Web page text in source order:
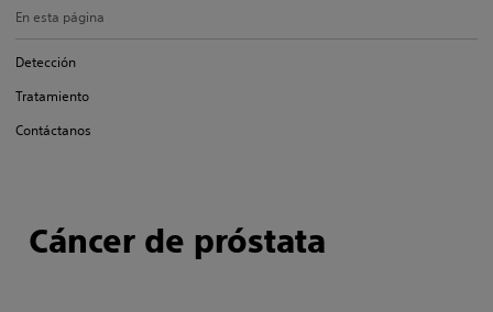
En esta página
Detección
Tratamiento
Contáctanos
Cáncer de próstata